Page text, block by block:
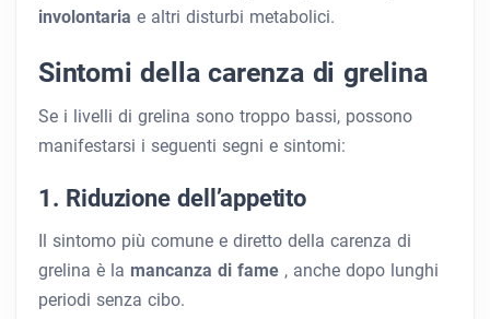
involontaria e altri disturbi metabolici.
Sintomi della carenza di grelina
Se i livelli di grelina sono troppo bassi, possono
manifestarsi i seguenti segni e sintomi:
1. Riduzione dell’appetito
Il sintomo più comune e diretto della carenza di
grelina è la mancanza di fame , anche dopo lunghi
periodi senza cibo.